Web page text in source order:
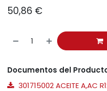
50,86 €
Documentos del
301715002 ACEITE A,AC